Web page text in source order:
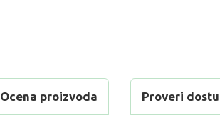
Ocena proizvoda Proveri